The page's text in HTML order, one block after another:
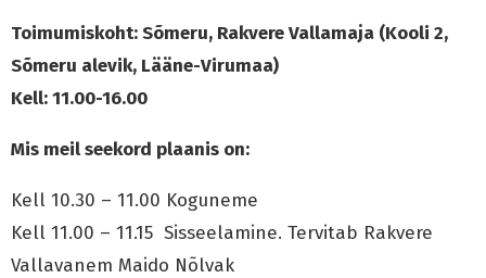
Toimumiskoht: Sõmeru, Rakvere Vallamaja (Kooli 2,
Sõmeru alevik, Lääne-Virumaa)
Kell: 11.00-16.00
Mis meil seekord plaanis on:
Kell 10.30 – 11.00 Koguneme
Kell 11.00 – 11.15 Sisseelamine. Tervitab Rakvere
Vallavanem Maido Nõlvak